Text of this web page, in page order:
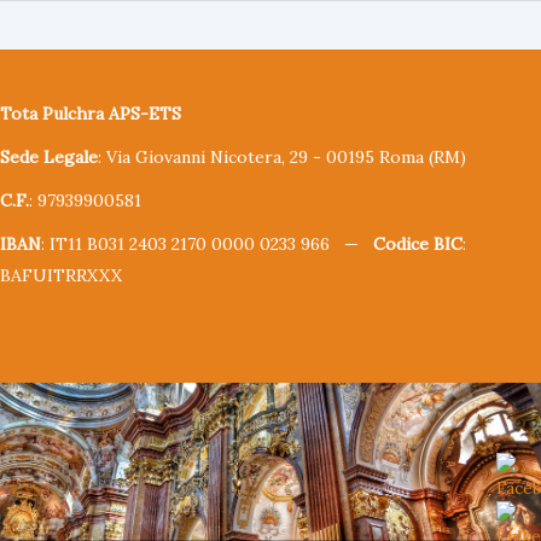
Tota Pulchra APS-ETS
Sede Legale: Via Giovanni Nicotera, 29 - 00195 Roma (RM)
C.F.: 97939900581
IBAN: IT11 B031 2403 2170 0000 0233 966 — Codice BIC:
BAFUITRRXXX